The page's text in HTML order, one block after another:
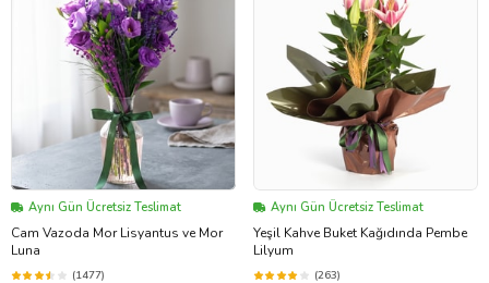
Aynı Gün Ücretsiz Teslimat
Cam Vazoda Mor Lisyantus ve Mor
Luna
(1477)
Aynı Gün Ücretsiz Teslimat
Yeşil Kahve Buket Kağıdında Pembe
Lilyum
(263)